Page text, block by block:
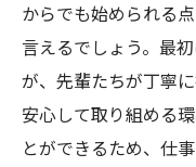
からでも始められる
言えるでしょう。最
が、先輩たちが丁寧
安心して取り組める
とができるため、仕